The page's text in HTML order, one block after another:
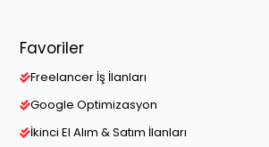
Favoriler
Freelancer İş İlanları
Google Optimizasyon
İkinci El Alım & Satım İlanları